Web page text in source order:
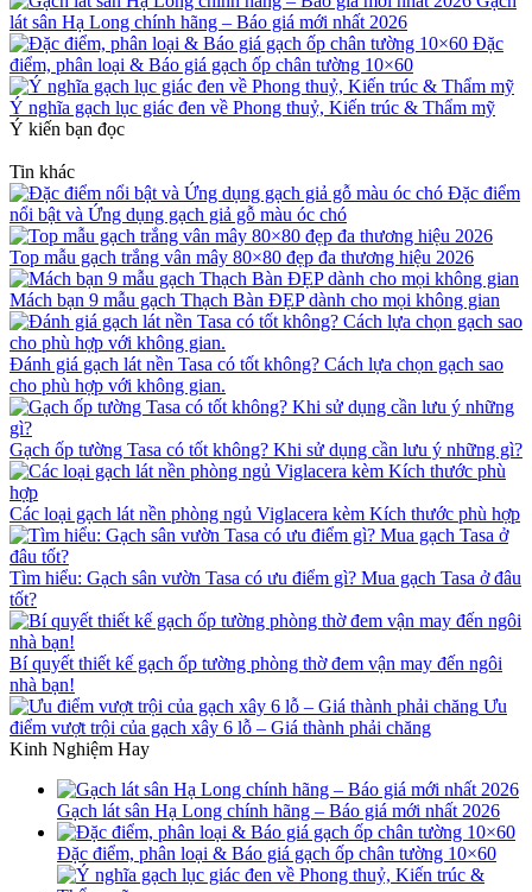
lát sân Hạ Long chính hãng – Báo giá mới nhất 2026
Đặc
điểm, phân loại & Báo giá gạch ốp chân tường 10×60
Ý nghĩa gạch lục giác đen về Phong thuỷ, Kiến trúc & Thẩm mỹ
Ý kiến bạn đọc
Tin khác
Đặc điểm
nổi bật và Ứng dụng gạch giả gỗ màu óc chó
Top mẫu gạch trắng vân mây 80×80 đẹp đa thương hiệu 2026
Mách bạn 9 mẫu gạch Thạch Bàn ĐẸP dành cho mọi không gian
Đánh giá gạch lát nền Tasa có tốt không? Cách lựa chọn gạch sao
cho phù hợp với không gian.
Gạch ốp tường Tasa có tốt không? Khi sử dụng cần lưu ý những gì?
Các loại gạch lát nền phòng ngủ Viglacera kèm Kích thước phù hợp
Tìm hiểu: Gạch sân vườn Tasa có ưu điểm gì? Mua gạch Tasa ở đâu
tốt?
Bí quyết thiết kế gạch ốp tường phòng thờ đem vận may đến ngôi
nhà bạn!
Ưu
điểm vượt trội của gạch xây 6 lỗ – Giá thành phải chăng
Kinh Nghiệm Hay
Gạch lát sân Hạ Long chính hãng – Báo giá mới nhất 2026
Đặc điểm, phân loại & Báo giá gạch ốp chân tường 10×60